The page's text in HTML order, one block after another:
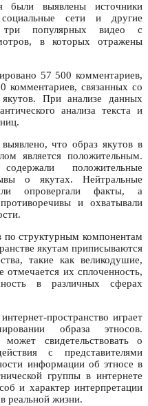
были выявлены источники
сети и другие
популярных видео с
в которых отражены
57 500 комментариев,
комментариев, связанных со
якутов. При анализе данных
анализа текста и
что образ якутов в
является положительным.
положительные
о якутах. Нейтральные
опровергали факты, а
и охватывали
по структурным компонентам
якутам приписываются
такие как великодушие,
их сплоченность,
в различных сферах
пространство играет
образа этносов.
свидетельствовать о
с представителями
информации об этносе в
группы в интернете
и характер интерпретации
реальной жизни.